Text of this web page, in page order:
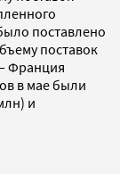
поставлено
поставок
Франция
в мае были
и